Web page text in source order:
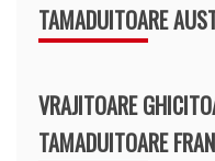
TAMADUITOARE
VRAJITOARE
TAMADUITOARE